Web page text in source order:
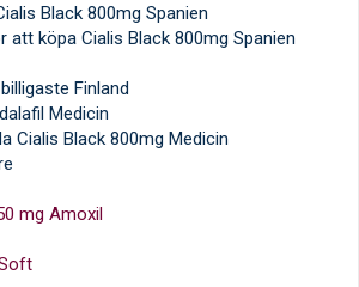
Black 800mg Spanien
att köpa Cialis Black 800mg Spanien
Finland
Medicin
Cialis Black 800mg Medicin
mg Amoxil